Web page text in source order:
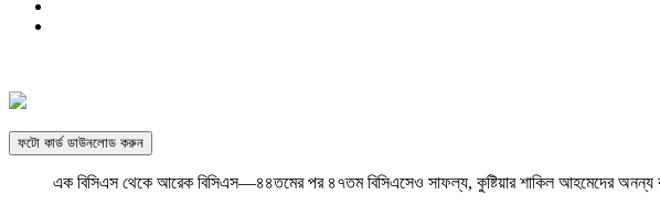
ফটো কার্ড ডাউনলোড করুন
এক বিসিএস থেকে আরেক বিসিএস—৪৪তমের পর ৪৭তম বিসিএসেও সাফল্য, কুষ্টিয়ার শাকিল আহমেদের অনন্য